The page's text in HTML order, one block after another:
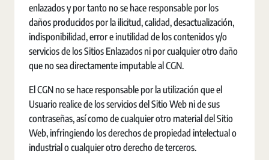
enlazados y por tanto no se hace responsable por los
daños producidos por la ilicitud, calidad, desactualización,
indisponibilidad, error e inutilidad de los contenidos y/o
servicios de los Sitios Enlazados ni por cualquier otro daño
que no sea directamente imputable al CGN.
El CGN no se hace responsable por la utilización que el
Usuario realice de los servicios del Sitio Web ni de sus
contraseñas, así como de cualquier otro material del Sitio
Web, infringiendo los derechos de propiedad intelectual o
industrial o cualquier otro derecho de terceros.